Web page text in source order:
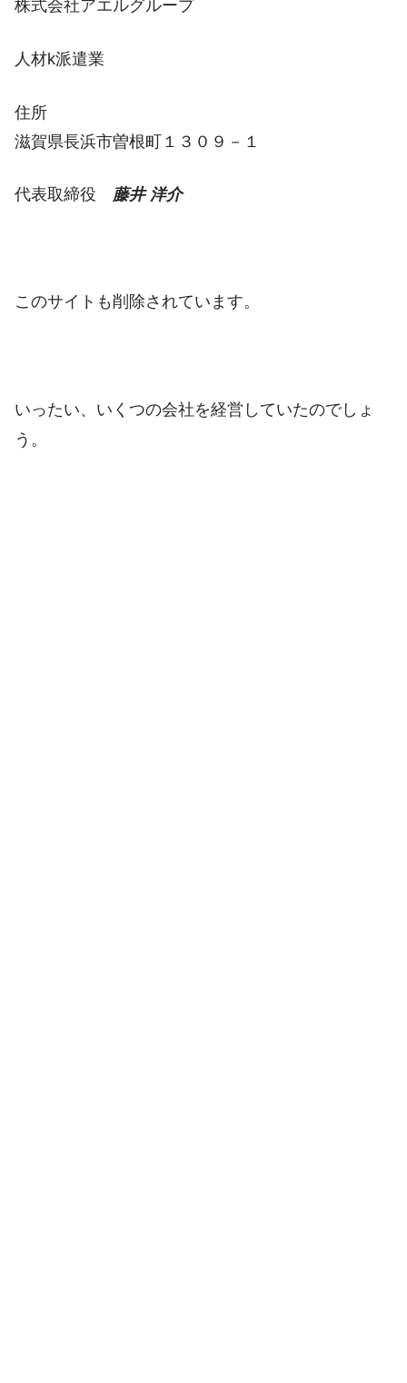
株式会社アエルグループ
人材k派遣業
住所
滋賀県長浜市曽根町１３０９－１
代表取締役 藤井 洋介
このサイトも削除されています。
いったい、いくつの会社を経営していたのでしょ
う。